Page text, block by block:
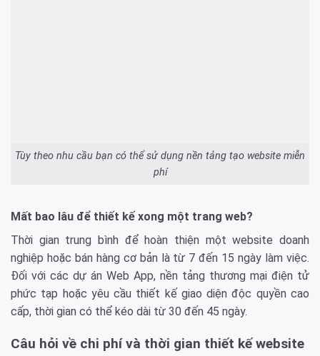
Tùy theo nhu cầu bạn có thể sử dụng nền tảng tạo website miễn
phí
Mất bao lâu để thiết kế xong một trang web?
Thời gian trung bình để hoàn thiện một website doanh
nghiệp hoặc bán hàng cơ bản là từ 7 đến 15 ngày làm việc.
Đối với các dự án Web App, nền tảng thương mại điện tử
phức tạp hoặc yêu cầu thiết kế giao diện độc quyền cao
cấp, thời gian có thể kéo dài từ 30 đến 45 ngày.
Câu hỏi về chi phí và thời gian thiết kế website